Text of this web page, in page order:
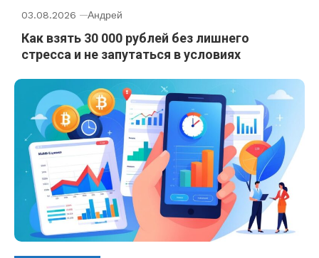
03.08.2026 Андрей
Как взять 30 000 рублей без лишнего
стресса и не запутаться в условиях